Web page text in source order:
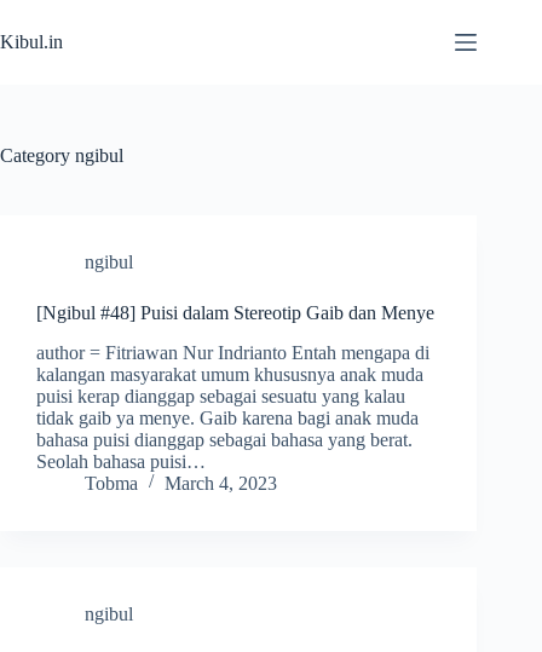
to
content
Kibul.in
Category ngibul
ngibul
[Ngibul #48] Puisi dalam Stereotip Gaib dan Menye
author = Fitriawan Nur Indrianto Entah mengapa di
kalangan masyarakat umum khususnya anak muda
puisi kerap dianggap sebagai sesuatu yang kalau
tidak gaib ya menye. Gaib karena bagi anak muda
bahasa puisi dianggap sebagai bahasa yang berat.
Seolah bahasa puisi…
Tobma
March 4, 2023
ngibul